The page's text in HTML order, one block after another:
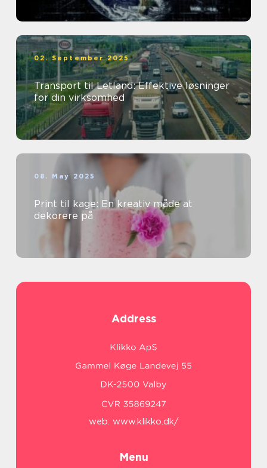
02. September 2025
Transport til Letland: Effektive løsninger
for din virksomhed
08. May 2025
Print til kage: En kreativ måde at
dekorere på
Address
web: www.klikko.dk/
Menu